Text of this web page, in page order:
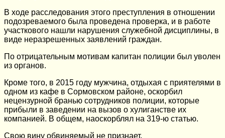
В ходе расследования этого преступления в отношении
подозреваемого была проведена проверка, и в работе
участкового нашли нарушения служебной дисциплины, в
виде неразрешенных заявлений граждан.
По отрицательным мотивам капитан полиции был уволен
из органов.
Кроме того, в 2015 году мужчина, отдыхая с приятелями в
одном из кафе в Сормовском районе, оскорбил
нецензурной бранью сотрудников полиции, которые
прибыли в заведении на вызов о хулиганстве их
компанией. В общем, наоскорблял на 319-ю статью.
Свою вину обвиняемый не признает.